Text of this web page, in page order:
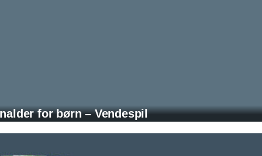
for børn – Vendespil